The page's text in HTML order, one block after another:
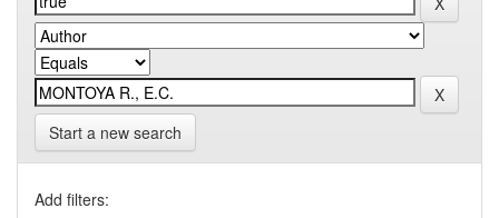
Start a new search
Add filters: